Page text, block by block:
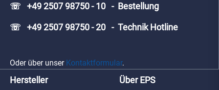
☏ +49 2507 98750 - 10 - Bestellung
☏ +49 2507 98750 - 20 - Technik Hotline
Oder über unser Kontaktformular.
Hersteller Über EPS